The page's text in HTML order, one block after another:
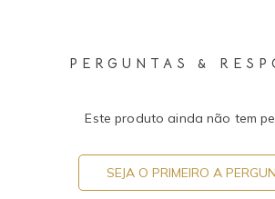
PERGUNTAS &
Este produto ainda não tem
SEJA O PRIMEIRO A